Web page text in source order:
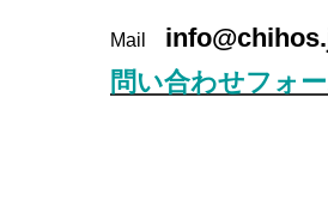
Mail
問い合わせフォ